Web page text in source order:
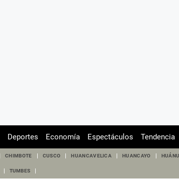
Deportes Economía Espectáculos Tendencia
CHIMBOTE CUSCO HUANCAVELICA HUANCAYO
TUMBES